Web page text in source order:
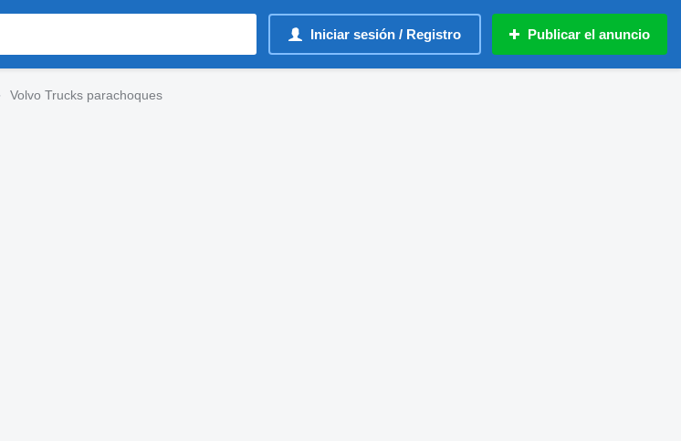
Iniciar sesión / Registro Publicar el anuncio
Volvo Trucks parachoques